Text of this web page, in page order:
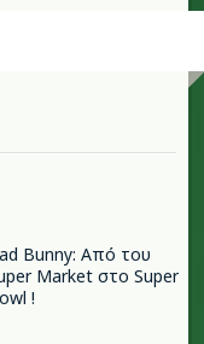
Bunny: Από του
Market στο Super
!